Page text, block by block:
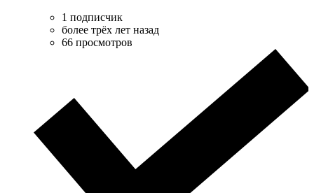
1 подписчик
более трёх лет назад
66 просмотров